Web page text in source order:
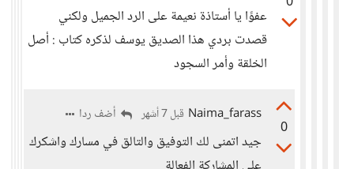
عفوًا يا أستاذة نعيمة على الرد الجميل ولكني
قصدت بردي هذا الصديق يوسف لذكره كتاب : أصل
الخلقة وأمر السجود
0
Naima_farass قبل 7 أشهر أضف ردا
جيد اتمنى لك التوفيق والتالق في مسارك واشكرك